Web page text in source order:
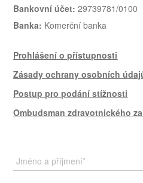
Bankovní účet: 29739781/0100
Banka: Komerční banka
Prohlášení o přístupnosti
Zásady ochrany osobních
Postup pro podání stížnosti
Ombudsman zdravotnického
Jméno a příjmení*